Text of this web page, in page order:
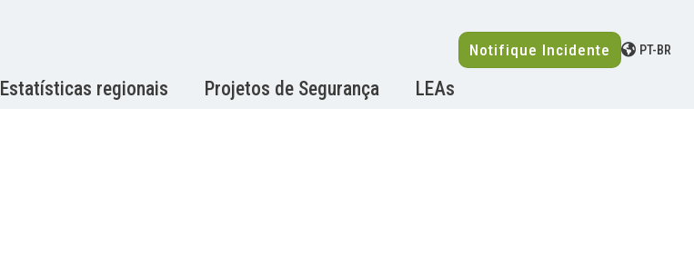
Notifique Incidente PT-BR
Estatísticas regionais Projetos de Segurança LEAs